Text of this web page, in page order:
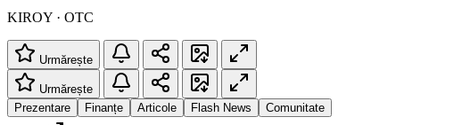
KIROY · OTC
Urmărește
Urmărește
Prezentare
Finanțe Articole Flash News Comunitate